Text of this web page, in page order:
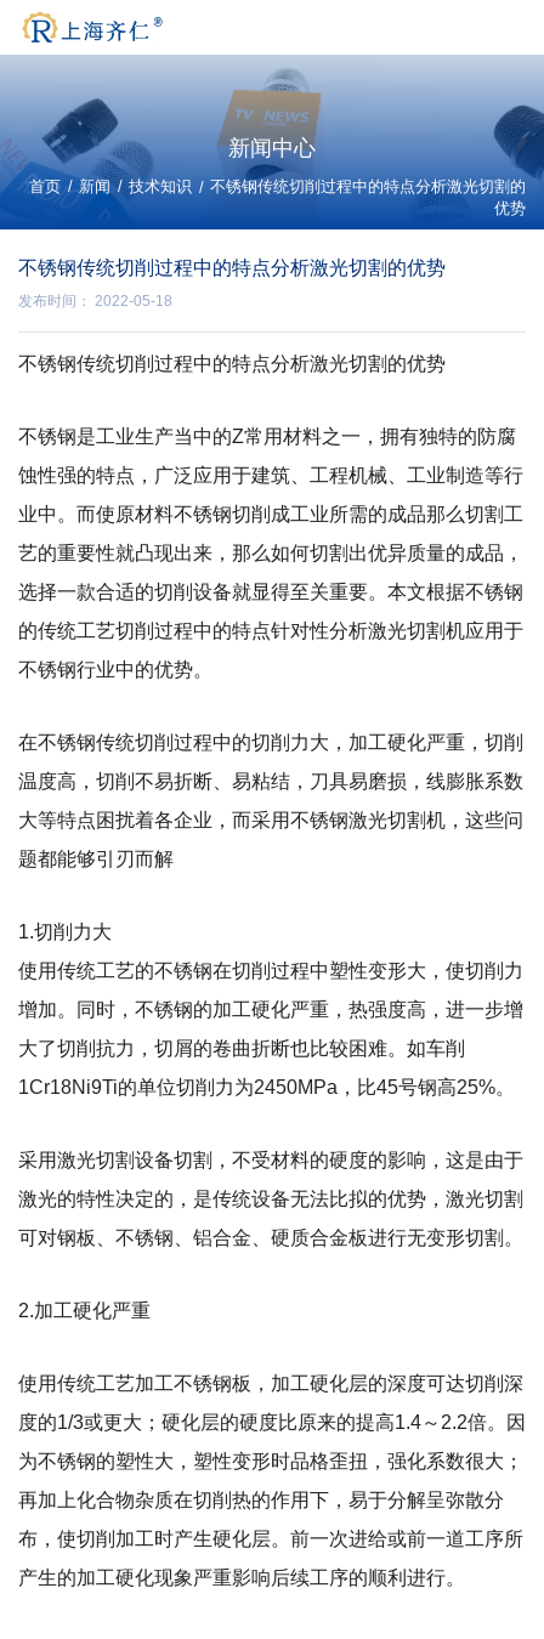
新闻中心
首页 / 新闻 / 技术知识 / 不锈钢传统切削过程中的特点分析激光切割的
优势
不锈钢传统切削过程中的特点分析激光切割的优势
发布时间： 2022-05-18
不锈钢传统切削过程中的特点分析激光切割的优势
不锈钢是工业生产当中的Z常用材料之一，拥有独特的防腐
蚀性强的特点，广泛应用于建筑、工程机械、工业制造等行
业中。而使原材料不锈钢切削成工业所需的成品那么切割工
艺的重要性就凸现出来，那么如何切割出优异质量的成品，
选择一款合适的切削设备就显得至关重要。本文根据不锈钢
的传统工艺切削过程中的特点针对性分析激光切割机应用于
不锈钢行业中的优势。
在不锈钢传统切削过程中的切削力大，加工硬化严重，切削
温度高，切削不易折断、易粘结，刀具易磨损，线膨胀系数
大等特点困扰着各企业，而采用不锈钢激光切割机，这些问
题都能够引刃而解
1.切削力大
使用传统工艺的不锈钢在切削过程中塑性变形大，使切削力
增加。同时，不锈钢的加工硬化严重，热强度高，进一步增
大了切削抗力，切屑的卷曲折断也比较困难。如车削
1Cr18Ni9Ti的单位切削力为2450MPa，比45号钢高25%。
采用激光切割设备切割，不受材料的硬度的影响，这是由于
激光的特性决定的，是传统设备无法比拟的优势，激光切割
可对钢板、不锈钢、铝合金、硬质合金板进行无变形切割。
2.加工硬化严重
使用传统工艺加工不锈钢板，加工硬化层的深度可达切削深
度的1/3或更大；硬化层的硬度比原来的提高1.4～2.2倍。因
为不锈钢的塑性大，塑性变形时品格歪扭，强化系数很大；
再加上化合物杂质在切削热的作用下，易于分解呈弥散分
布，使切削加工时产生硬化层。前一次进给或前一道工序所
产生的加工硬化现象严重影响后续工序的顺利进行。